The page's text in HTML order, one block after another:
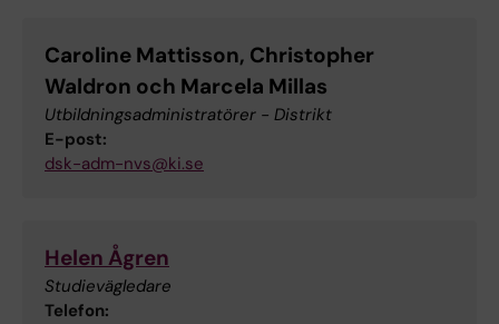
Caroline Mattisson, Christopher
Waldron och Marcela Millas
Utbildningsadministratörer - Distrikt
E-post:
dsk-adm-nvs@ki.se
Helen Ågren
Studievägledare
Telefon: